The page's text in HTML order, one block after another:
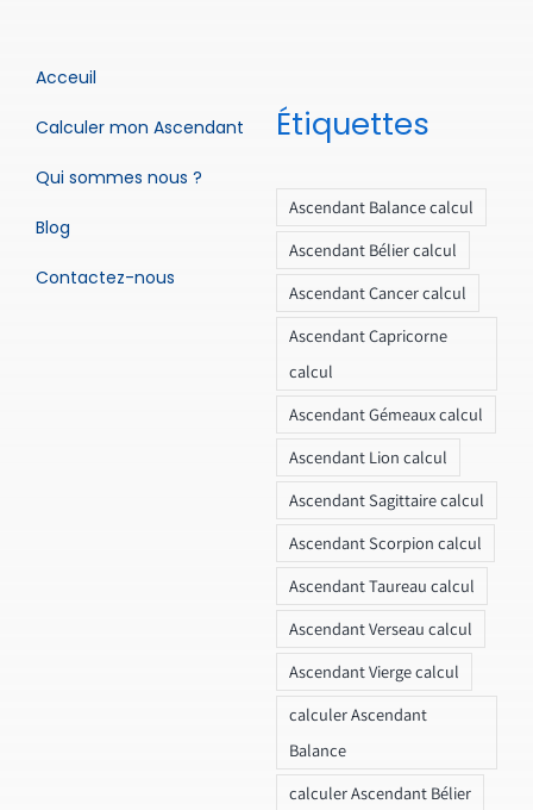
Acceuil
Calculer mon Ascendant
Qui sommes nous ?
Blog
Contactez-nous
Étiquettes
Ascendant Balance calcul
Ascendant Bélier calcul
Ascendant Cancer calcul
Ascendant Capricorne
calcul
Ascendant Gémeaux calcul
Ascendant Lion calcul
Ascendant Sagittaire calcul
Ascendant Scorpion calcul
Ascendant Taureau calcul
Ascendant Verseau calcul
Ascendant Vierge calcul
calculer Ascendant
Balance
calculer Ascendant Bélier